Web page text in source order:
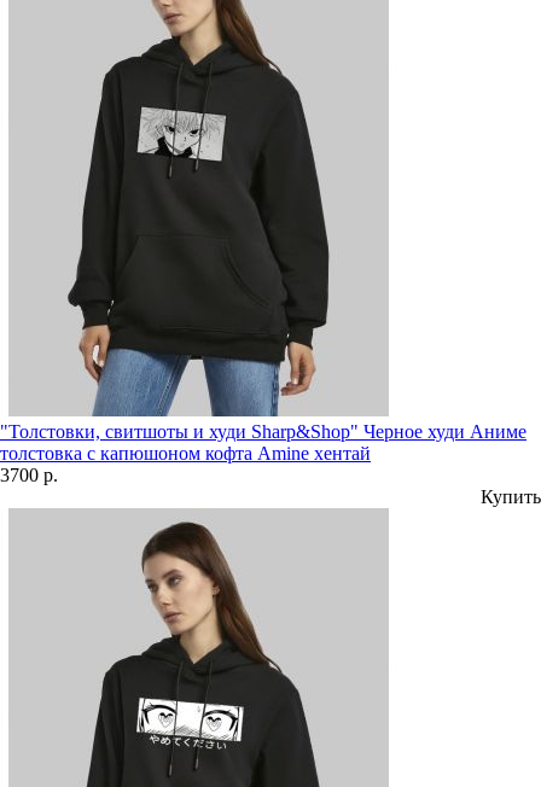
"Толстовки, свитшоты и худи Sharp&Shop" Черное худи Аниме
толстовка с капюшоном кофта Amine хентай
3700 р.
Купить